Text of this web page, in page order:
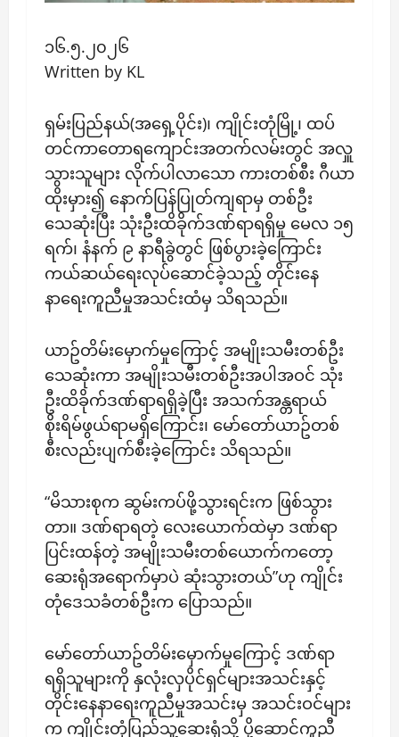
၁၆.၅.၂၀၂၆
Written by KL
ရှမ်းပြည်နယ်(အရှေ့ပိုင်း)၊ ကျိုင်းတုံမြို့၊ ထပ်
တင်ကာတောရကျောင်းအတက်လမ်းတွင် အလှူ
သွားသူများ လိုက်ပါလာသော ကားတစ်စီး ဂီယာ
ထိုးမှား၍ နောက်ပြန်ပြုတ်ကျရာမှ တစ်ဦး
သေဆုံးပြီး သုံးဦးထိခိုက်ဒဏ်ရာရရှိမှု မေလ ၁၅
ရက်၊ နံနက် ၉ နာရီခွဲတွင် ဖြစ်ပွားခဲ့ကြောင်း
ကယ်ဆယ်ရေးလုပ်ဆောင်ခဲ့သည့် တိုင်း​နေ
နာရေးကူညီမှုအသင်းထံမှ သိရသည်။
ယာဥ်တိမ်းမှောက်မှုကြောင့် အမျိုးသမီးတစ်ဦး
သေဆုံးကာ အမျိုးသမီးတစ်ဦးအပါအဝင် သုံး
ဦးထိခိုက်ဒဏ်ရာရရှိခဲ့ပြီး အသက်အန္တရာယ်
စိုးရိမ်ဖွယ်ရာမရှိကြောင်း၊ မော်တော်ယာဥ်တစ်
စီးလည်းပျက်စီးခဲ့ကြောင်း သိရသည်။
“မိသားစုက ဆွမ်းကပ်ဖို့သွားရင်းက ဖြစ်သွား
တာ။ ဒဏ်ရာရတဲ့ လေးယောက်ထဲမှာ ဒဏ်ရာ
ပြင်းထန်တဲ့ အမျိုးသမီးတစ်ယောက်ကတော့
ဆေးရုံအရောက်မှာပဲ ဆုံးသွားတယ်”ဟု ကျိုင်း
တုံဒေသခံတစ်ဦးက ပြောသည်။
မော်တော်ယာဥ်တိမ်းမှောက်မှုကြောင့် ဒဏ်ရာ
ရရှိသူများကို နှလုံးလှပိုင်ရှင်များအသင်းနှင့်
တိုင်းနေနာရေးကူညီမှုအသင်းမှ အသင်းဝင်များ
က ကျိုင်းတုံ​ပြည်သူ့ဆေးရုံသို့ ပို့ဆောင်ကူညီ